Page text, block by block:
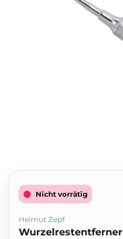
Nicht vorrätig
Helmut Zepf
Wurzelrestentferner